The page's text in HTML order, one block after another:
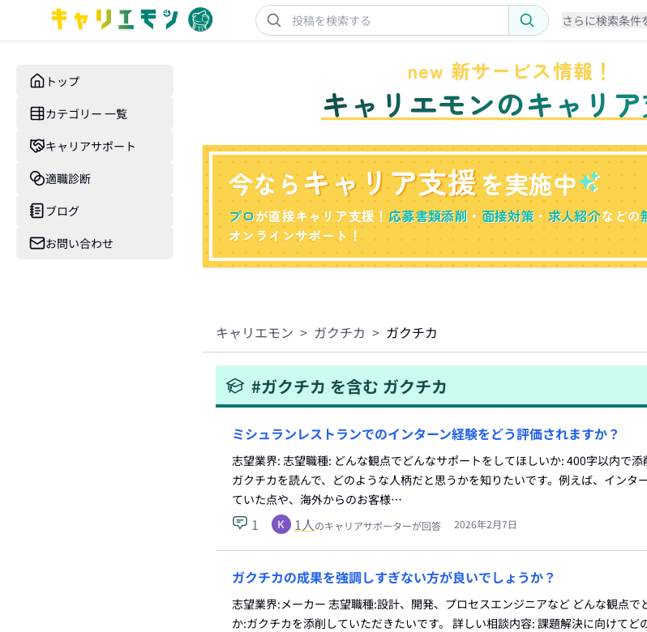
さらに検索条件
トップ
カテゴリー 一覧
キャリアサポート
適職診断
ブログ
お問い合わせ
new 新サービス情報！
キャリエモンのキャリ
今ならキャリア支援を実施中
プロが直接キャリア支援！応募書類添削 ・面接対策 ・求人紹介などの
オンラインサポート！
キャリエモン > ガクチカ > ガクチカ
#ガクチカ を含む ガクチカ
ミシュランレストランでのインターン経験をどう評価されますか？
志望業界: 志望職種: どんな観点でどんなサポートをしてほしいか: 400字以内で
ガクチカを読んで、どのような人柄だと思うかを知りたいです。例えば、インタ
ていた点や、海外からのお客様…
1 1人のキャリアサポーターが回答 2026年2月7日
ガクチカの成果を強調しすぎない方が良いでしょうか？
志望業界:メーカー 志望職種:設計、開発、プロセスエンジニアなど どんな観点で
か:ガクチカを添削していただきたいです。 詳しい相談内容: 課題解決に向けてど